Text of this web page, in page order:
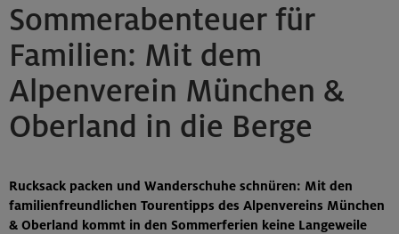
Sommerabenteuer für
Familien: Mit dem
Alpenverein München &
Oberland in die Berge
Rucksack packen und Wanderschuhe schnüren: Mit den
familienfreundlichen Tourentipps des Alpenvereins München
& Oberland kommt in den Sommerferien keine Langeweile